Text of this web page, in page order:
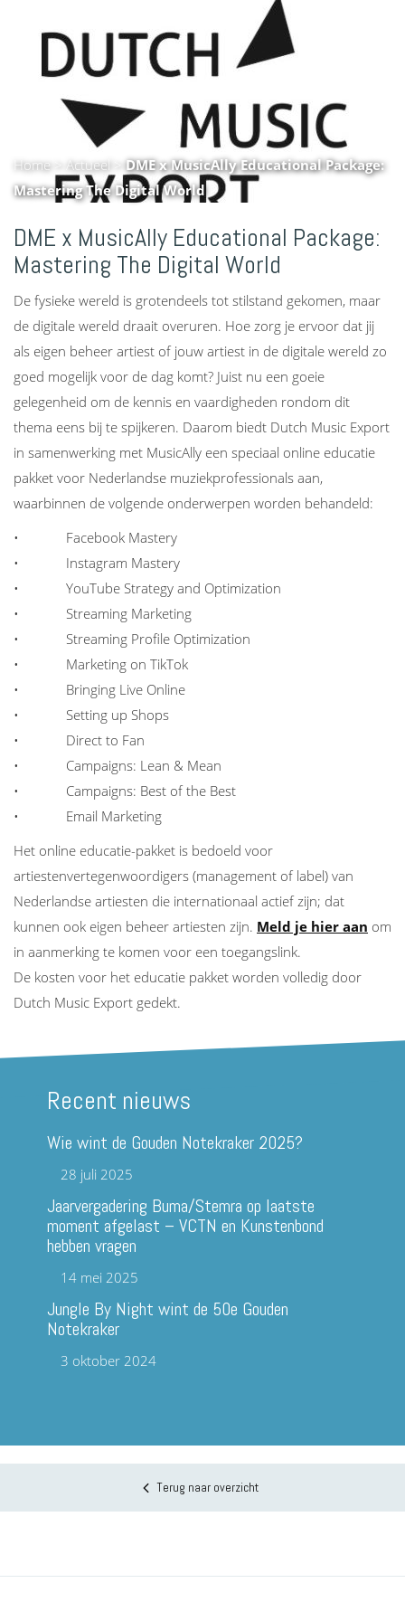
Home> Actueel>DME x MusicAlly Educational Package:
Mastering The Digital World
DME x MusicAlly Educational Package:
Mastering The Digital World
De fysieke wereld is grotendeels tot stilstand gekomen, maar
de digitale wereld draait overuren. Hoe zorg je ervoor dat jij
als eigen beheer artiest of jouw artiest in de digitale wereld zo
goed mogelijk voor de dag komt? Juist nu een goeie
gelegenheid om de kennis en vaardigheden rondom dit
thema eens bij te spijkeren. Daarom biedt Dutch Music Export
in samenwerking met MusicAlly een speciaal online educatie
pakket voor Nederlandse muziekprofessionals aan,
waarbinnen de volgende onderwerpen worden behandeld:
• Facebook Mastery
• Instagram Mastery
• YouTube Strategy and Optimization
• Streaming Marketing
• Streaming Profile Optimization
• Marketing on TikTok
• Bringing Live Online
• Setting up Shops
• Direct to Fan
• Campaigns: Lean & Mean
• Campaigns: Best of the Best
• Email Marketing
Het online educatie-pakket is bedoeld voor
artiestenvertegenwoordigers (management of label) van
Nederlandse artiesten die internationaal actief zijn; dat
kunnen ook eigen beheer artiesten zijn. Meld je hier aan om
in aanmerking te komen voor een toegangslink.
De kosten voor het educatie pakket worden volledig door
Dutch Music Export gedekt.
Recent nieuws
Wie wint de Gouden Notekraker 2025?
28 juli 2025
Jaarvergadering Buma/Stemra op laatste
moment afgelast – VCTN en Kunstenbond
hebben vragen
14 mei 2025
Jungle By Night wint de 50e Gouden
Notekraker
3 oktober 2024
Terug naar overzicht